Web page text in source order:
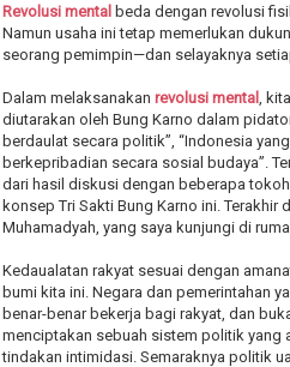
Revolusi mentalbeda dengan revolusi
Namun usaha ini tetap memerlukan
seorang pemimpin—dan selayaknya
Dalam melaksanakan revolusi mental,
diutarakan oleh Bung Karno dalam
berdaulat secara politik”, “Indonesia
berkepribadian secara sosial budaya”.
dari hasil diskusi dengan beberapa
konsep Tri Sakti Bung Karno ini. Terakhir
Muhamadyah, yang saya kunjungi di
Kedaualatan rakyat sesuai dengan
bumi kita ini. Negara dan pemerintahan
benar-benar bekerja bagi rakyat, dan
menciptakan sebuah sistem politik yang
tindakan intimidasi. Semaraknya politik